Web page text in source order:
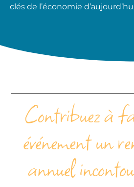
clés de l’économie
Contribuez à
événement un
annuel